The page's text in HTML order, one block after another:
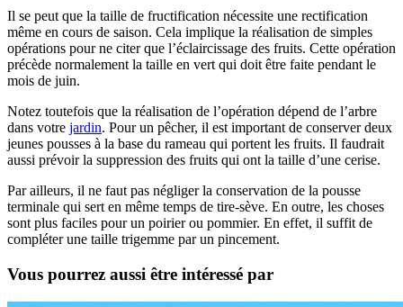
Il se peut que la taille de fructification nécessite une rectification
même en cours de saison. Cela implique la réalisation de simples
opérations pour ne citer que l’éclaircissage des fruits. Cette opération
précède normalement la taille en vert qui doit être faite pendant le
mois de juin.
Notez toutefois que la réalisation de l’opération dépend de l’arbre
dans votre jardin. Pour un pêcher, il est important de conserver deux
jeunes pousses à la base du rameau qui portent les fruits. Il faudrait
aussi prévoir la suppression des fruits qui ont la taille d’une cerise.
Par ailleurs, il ne faut pas négliger la conservation de la pousse
terminale qui sert en même temps de tire-sève. En outre, les choses
sont plus faciles pour un poirier ou pommier. En effet, il suffit de
compléter une taille trigemme par un pincement.
Vous pourrez aussi être intéressé par